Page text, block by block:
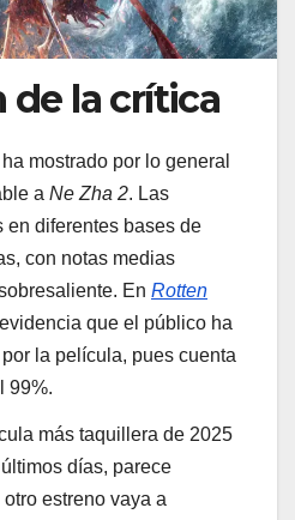
de la crítica
mostrado por lo general
a Ne Zha 2. Las
diferentes bases de
con notas medias
En Rotten
que el público ha
la película, pues cuenta
99%.
más taquillera de 2025
días, parece
estreno vaya a